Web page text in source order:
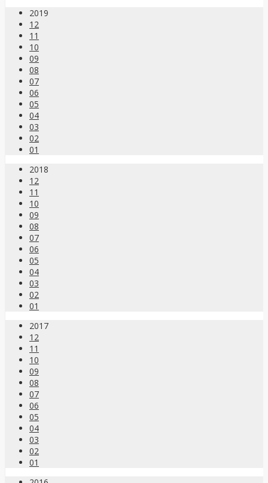
2019
12
11
10
09
08
07
06
05
04
03
02
01
2018
12
11
10
09
08
07
06
05
04
03
02
01
2017
12
11
10
09
08
07
06
05
04
03
02
01